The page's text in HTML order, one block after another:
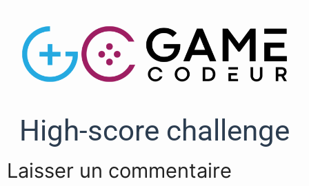
High-score challenge
Laisser un commentaire